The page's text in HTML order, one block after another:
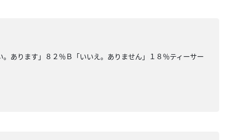
あります」８２％Ｂ「いいえ。ありません」１８％ティーサー